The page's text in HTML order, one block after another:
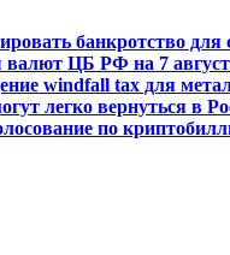
банкротство для
ЦБ РФ на 7
windfall tax для
легко вернуться в
по